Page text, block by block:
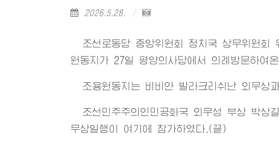
2026.5.28.
조선로동당 중앙위원회 정치국 상무위원회
원동지가 27일 평양의사당에서 의례방문하여
조용원동지는 비비안 발라크리쉬난 외무상
조선민주주의인민공화국 외무성 부상 박상
무상일행이 여기에 참가하였다.(끝)